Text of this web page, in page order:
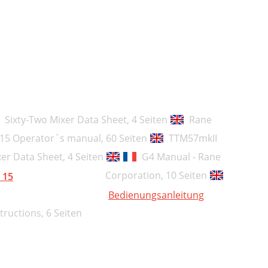
16
16
17
Sixty-Two Mixer Data Sheet, 4 Seiten
Rane
Operator`s manual, 60 Seiten
TTM57mkII
Data Sheet, 4 Seiten
G4 Manual - Rane
Corporation, 10 Seiten
15
Bedienungsanleitung
6 Seiten